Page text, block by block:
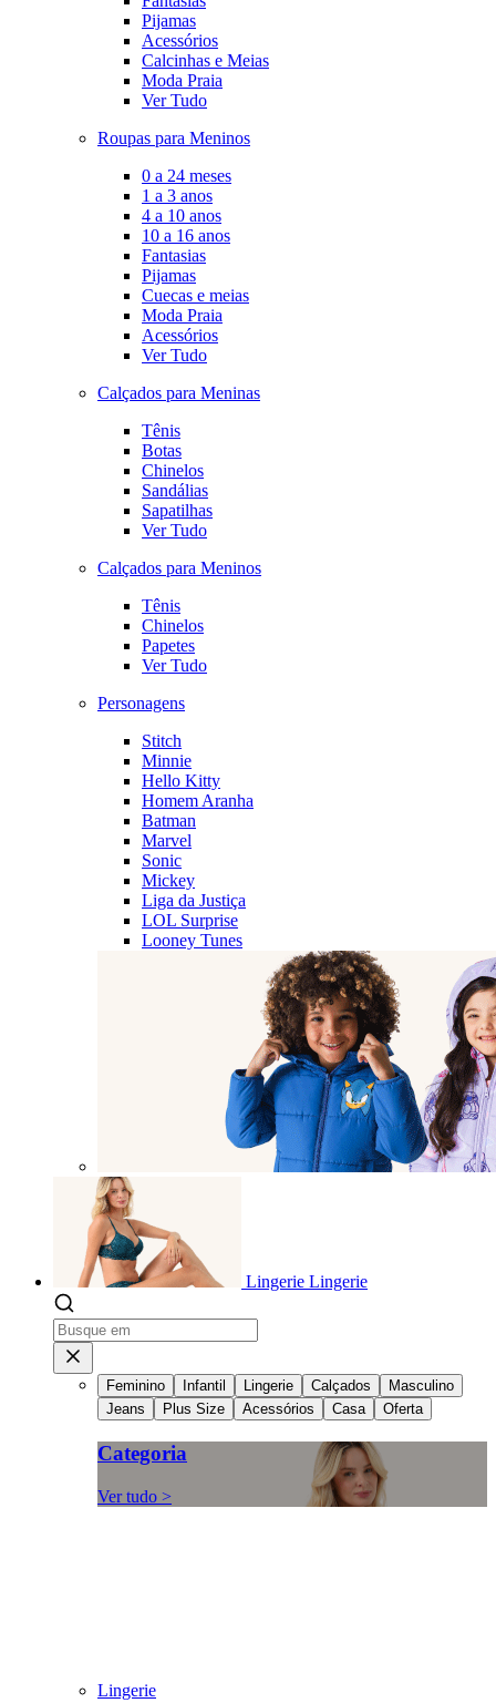
Pijamas
Acessórios
Calcinhas e Meias
Moda Praia
Ver Tudo
Roupas para Meninos
0 a 24 meses
1 a 3 anos
4 a 10 anos
10 a 16 anos
Fantasias
Pijamas
Cuecas e meias
Moda Praia
Acessórios
Ver Tudo
Calçados para Meninas
Tênis
Botas
Chinelos
Sandálias
Sapatilhas
Ver Tudo
Calçados para Meninos
Tênis
Chinelos
Papetes
Ver Tudo
Personagens
Stitch
Minnie
Hello Kitty
Homem Aranha
Batman
Marvel
Sonic
Mickey
Liga da Justiça
LOL Surprise
Looney Tunes
Lingerie Lingerie
Feminino Infantil Lingerie Calçados
Masculino
Jeans
Plus Size Acessórios Casa Oferta
Categoria
Ver tudo >
Lingerie